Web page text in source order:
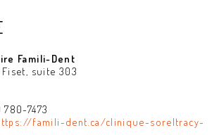
Famili-Dent
suite 303
7473
famili-dent.ca/clinique-soreltracy-